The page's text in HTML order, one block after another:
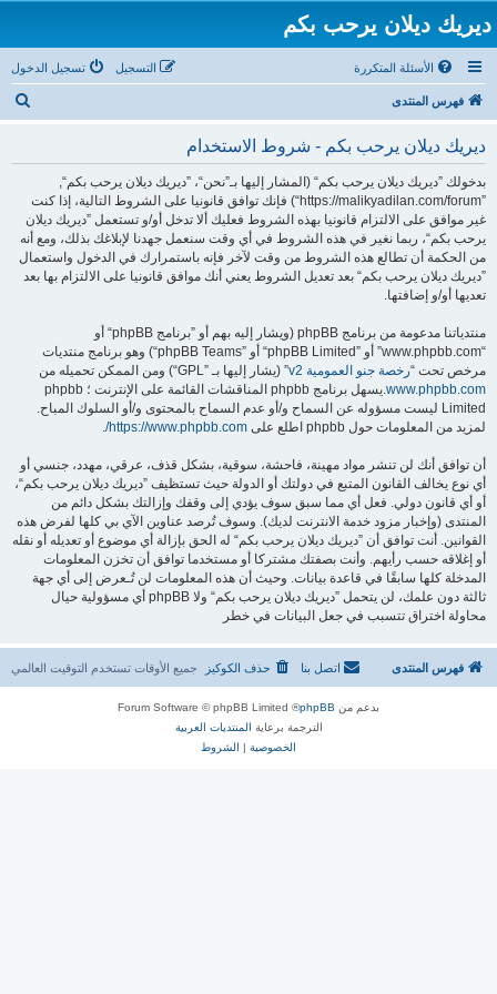
ديريك ديلان يرحب بكم
الأسئلة المتكررة تسجيل الدخول التسجيل
فهرس المنتدى
ديريك ديلان يرحب بكم - شروط الاستخدام
بدخولك ”ديريك ديلان يرحب بكم“ (المشار إليها بـ”نحن“، ”ديريك ديلان يرحب بكم“,
”https://malikyadilan.com/forum“) فإنك توافق قانونيا على الشروط التالية، إذا كنت
غير موافق على الالتزام قانونيا بهذه الشروط فعليك ألا تدخل أو/و تستعمل ”ديريك ديلان
يرحب بكم“، ربما نغير في هذه الشروط في أي وقت سنعمل جهدنا لإبلاغك بذلك، ومع أنه
من الحكمة أن تطالع هذه الشروط من وقت لآخر فإنه باستمرارك في الدخول واستعمال
”ديريك ديلان يرحب بكم“ بعد تعديل الشروط يعني أنك موافق قانونيا على الالتزام بها بعد
تعديها أو/و إضافتها.
منتدياتنا مدعومة من برنامج phpBB (ويشار إليه بهم أو ”برنامج phpBB“ أو
“www.phpbb.com” أو ”phpBB Limited“ أو ”phpBB Teams“) وهو برنامج منتديات
مرخص تحت “رخصة جنو العمومية v2
” (يشار إليها بـ ”GPL“) ومن الممكن تحميله من
www.phpbb.com
.يسهل برنامج phpbb المناقشات القائمة على الإنترنت ؛ phpbb
Limited ليست مسؤوله عن السماح و/أو عدم السماح بالمحتوى و/أو السلوك المباح.
لمزيد من المعلومات حول phpbb اطلع على
https://www.phpbb.com/
.
أن توافق أنك لن تنشر مواد مهينة، فاحشة، سوقية، بشكل قذف، عرقي، مهدد، جنسي أو
أي نوع يخالف القانون المتبع في دولتك أو الدولة حيث تستظيف ”ديريك ديلان يرحب بكم“،
أو أي قانون دولي. فعل أي مما سبق سوف يؤدي إلى وقفك وإزالتك بشكل دائم من
المنتدى (وإخبار مزود خدمة الانترنت لديك). وسوف تُرصد عناوين الآي بي كلها لفرض هذه
القوانين. أنت توافق أن ”ديريك ديلان يرحب بكم“ له الحق بإزالة أي موضوع أو تعديله أو نقله
أو إغلاقه حسب رأيهم. وأنت بصفتك مشتركا أو مستخدما توافق أن تخزن المعلومات
المدخلة كلها سابقًا في قاعدة بيانات. وحيث أن هذه المعلومات لن تُـعرض إلى أي جهة
ثالثة دون علمك، لن يتحمل ”ديريك ديلان يرحب بكم“ ولا phpBB أي مسؤولية حيال
محاولة اختراق تتسبب في جعل البيانات في خطر
فهرس المنتدى جميع الأوقات تستخدم التوقيت العالمي حذف الكوكيز اتصل بنا
بدعم من phpBB
® Forum Software © phpBB Limited
الترجمة برعاية المنتديات العربية
الخصوصية | الشروط